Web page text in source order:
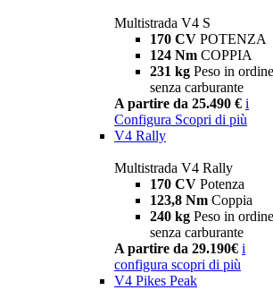
Multistrada V4 S
170 CV POTENZA
124 Nm COPPIA
231 kg Peso in
senza carburante
A partire da 25.490 € i
Configura Scopri di più
V4 Rally
Multistrada V4 Rally
170 CV Potenza
123,8 Nm Coppia
240 kg Peso in
senza carburante
A partire da 29.190€ i
configura scopri di più
V4 Pikes Peak